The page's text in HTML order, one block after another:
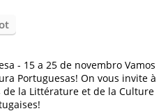
- 15 a 25 de novembro Vamos
Portuguesas! On vous invite à
la Littérature et de la Culture